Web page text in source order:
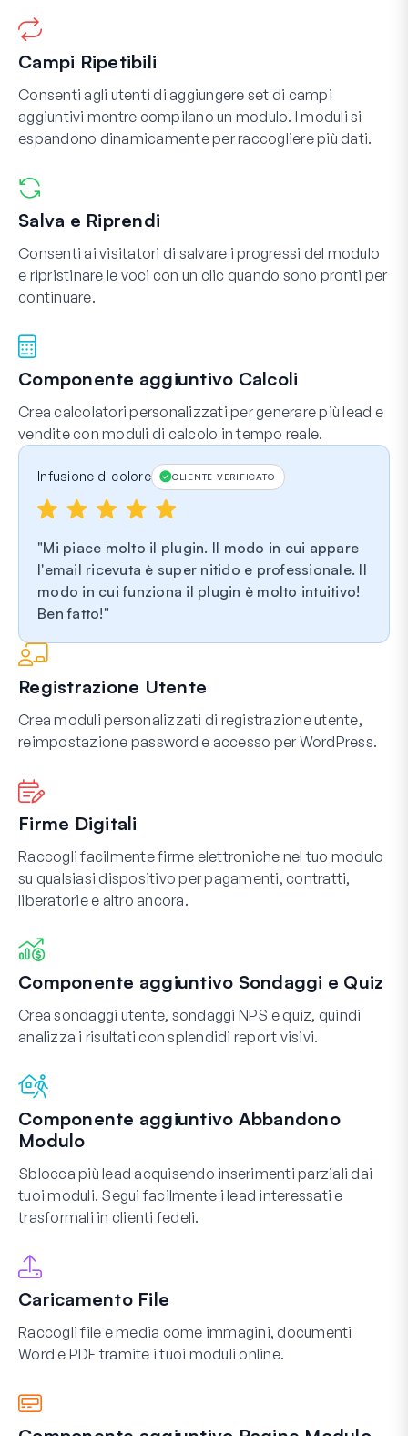
Campi Ripetibili
Consenti agli utenti di aggiungere set di campi
aggiuntivi mentre compilano un modulo. I moduli si
espandono dinamicamente per raccogliere più dati.
Salva e Riprendi
Consenti ai visitatori di salvare i progressi del modulo
e ripristinare le voci con un clic quando sono pronti per
continuare.
Componente aggiuntivo Calcoli
Crea calcolatori personalizzati per generare più lead e
vendite con moduli di calcolo in tempo reale.
Infusione di colore CLIENTE VERIFICATO
Mi piace molto il plugin. Il modo in cui appare
l'email ricevuta è super nitido e professionale. Il
modo in cui funziona il plugin è molto intuitivo!
Ben fatto!
Registrazione Utente
Crea moduli personalizzati di registrazione utente,
reimpostazione password e accesso per WordPress.
Firme Digitali
Raccogli facilmente firme elettroniche nel tuo modulo
su qualsiasi dispositivo per pagamenti, contratti,
liberatorie e altro ancora.
Componente aggiuntivo Sondaggi e Quiz
Crea sondaggi utente, sondaggi NPS e quiz, quindi
analizza i risultati con splendidi report visivi.
Componente aggiuntivo Abbandono
Modulo
Sblocca più lead acquisendo inserimenti parziali dai
tuoi moduli. Segui facilmente i lead interessati e
trasformali in clienti fedeli.
Caricamento File
Raccogli file e media come immagini, documenti
Word e PDF tramite i tuoi moduli online.